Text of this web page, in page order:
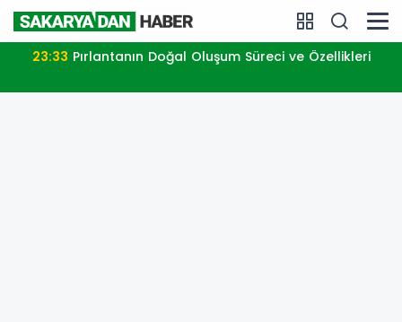
23:33 Pırlantanın Doğal Oluşum Süreci ve Özellikleri